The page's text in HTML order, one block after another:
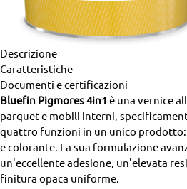
Descrizione
Caratteristiche
Documenti e certificazioni
Bluefin Pigmores 4in1 è una vernice
parquet e mobili interni,
quattro funzioni in un unico
e colorante. La sua formulazione
un'eccellente adesione, un'elevata
finitura opaca uniforme.